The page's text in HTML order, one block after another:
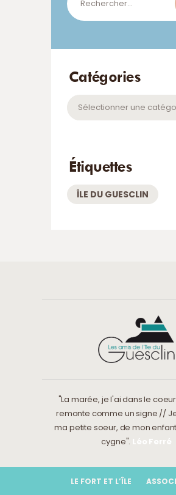
Catégories
Catégories
Étiquettes
ÎLE DU GUESCLIN
"La marée, je l'ai dans le
remonte comme un signe //
ma petite soeur, de mon
cygne". Léo Ferré
LE FORT ET L’ÎLE